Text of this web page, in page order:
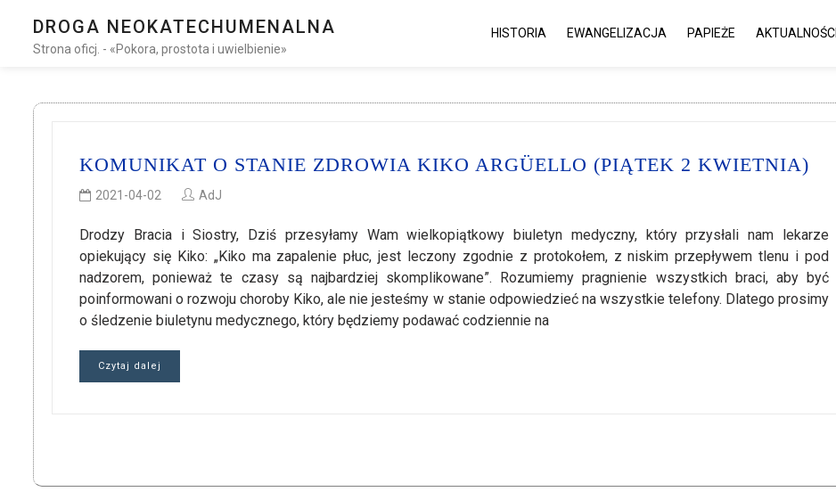
DROGA NEOKATECHUMENALNA
Strona oficj. - «Pokora, prostota i uwielbienie»
HISTORIA EWANGELIZACJA PAPIEŻE AKTUALNOŚCI
KOMUNIKAT O STANIE ZDROWIA KIKO ARGÜELLO (PIĄTEK 2 KWIETNIA)
2021-04-02 AdJ
Drodzy Bracia i Siostry, Dziś przesyłamy Wam wielkopiątkowy biuletyn medyczny, który przysłali nam lekarze
opiekujący się Kiko: „Kiko ma zapalenie płuc, jest leczony zgodnie z protokołem, z niskim przepływem tlenu i pod
nadzorem, ponieważ te czasy są najbardziej skomplikowane”. Rozumiemy pragnienie wszystkich braci, aby być
poinformowani o rozwoju choroby Kiko, ale nie jesteśmy w stanie odpowiedzieć na wszystkie telefony. Dlatego prosimy
o śledzenie biuletynu medycznego, który będziemy podawać codziennie na
Czytaj dalej